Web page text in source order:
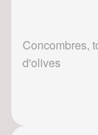
Concombres,
d'olives